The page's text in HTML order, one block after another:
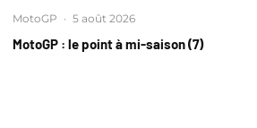
MotoGP · 5 août 2026
MotoGP : le point à mi-saison (7)